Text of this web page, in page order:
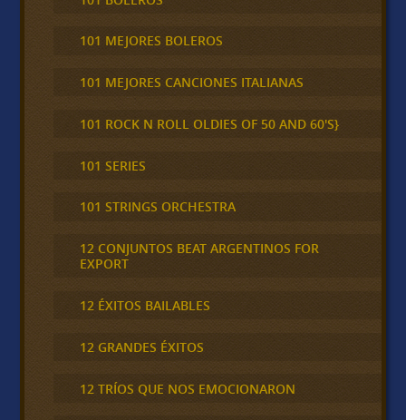
101 MEJORES BOLEROS
101 MEJORES CANCIONES ITALIANAS
101 ROCK N ROLL OLDIES OF 50 AND 60'S}
101 SERIES
101 STRINGS ORCHESTRA
12 CONJUNTOS BEAT ARGENTINOS FOR
EXPORT
12 ÉXITOS BAILABLES
12 GRANDES ÉXITOS
12 TRÍOS QUE NOS EMOCIONARON